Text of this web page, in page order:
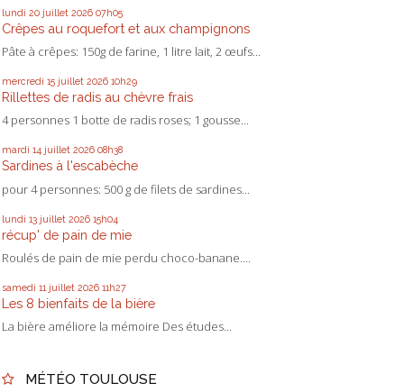
lundi 20 juillet 2026 07h05
Crêpes au roquefort et aux champignons
Pâte à crêpes: 150g de farine, 1 litre lait, 2 œufs...
mercredi 15 juillet 2026 10h29
Rillettes de radis au chèvre frais
4 personnes 1 botte de radis roses; 1 gousse...
mardi 14 juillet 2026 08h38
Sardines à l'escabèche
pour 4 personnes: 500 g de filets de sardines...
lundi 13 juillet 2026 15h04
récup' de pain de mie
Roulés de pain de mie perdu choco-banane....
samedi 11 juillet 2026 11h27
Les 8 bienfaits de la bière
La bière améliore la mémoire Des études...
MÉTÉO TOULOUSE